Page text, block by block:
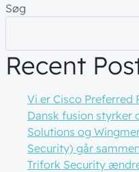
teamet!
og få alle
i din
Søg
Recent
Vi er Cisco Preferred
Dansk fusion styrker
Solutions og
Security) går
Trifork Security